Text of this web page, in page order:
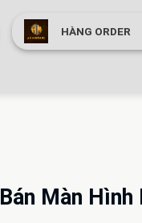
HÀNG ORDER
Bán Màn